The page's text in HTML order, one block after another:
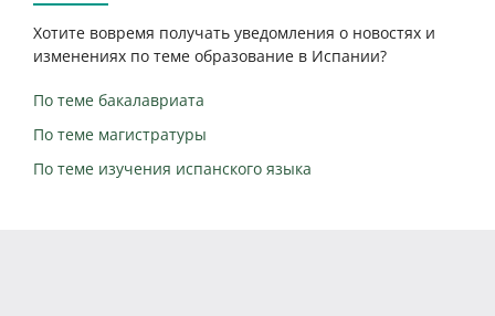
Хотите вовремя получать уведомления о новостях и
изменениях по теме образование в Испании?
По теме бакалавриата
По теме магистратуры
По теме изучения испанского языка